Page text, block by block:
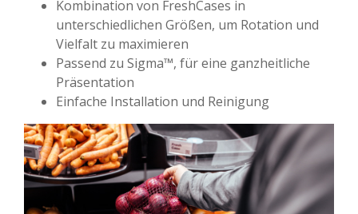
Kombination von FreshCases in
unterschiedlichen Größen, um Rotation und
Vielfalt zu maximieren
Passend zu Sigma™, für eine ganzheitliche
Präsentation
Einfache Installation und Reinigung